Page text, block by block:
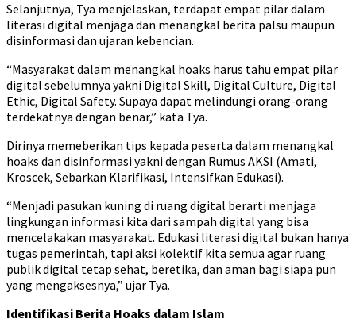
Selanjutnya, Tya menjelaskan, terdapat empat pilar dalam
literasi digital menjaga dan menangkal berita palsu maupun
disinformasi dan ujaran kebencian.
“Masyarakat dalam menangkal hoaks harus tahu empat pilar
digital sebelumnya yakni Digital Skill, Digital Culture, Digital
Ethic, Digital Safety. Supaya dapat melindungi orang-orang
terdekatnya dengan benar,” kata Tya.
Dirinya memeberikan tips kepada peserta dalam menangkal
hoaks dan disinformasi yakni dengan Rumus AKSI (Amati,
Kroscek, Sebarkan Klarifikasi, Intensifkan Edukasi).
“Menjadi pasukan kuning di ruang digital berarti menjaga
lingkungan informasi kita dari sampah digital yang bisa
mencelakakan masyarakat. Edukasi literasi digital bukan hanya
tugas pemerintah, tapi aksi kolektif kita semua agar ruang
publik digital tetap sehat, beretika, dan aman bagi siapa pun
yang mengaksesnya,” ujar Tya.
Identifikasi Berita Hoaks dalam Islam